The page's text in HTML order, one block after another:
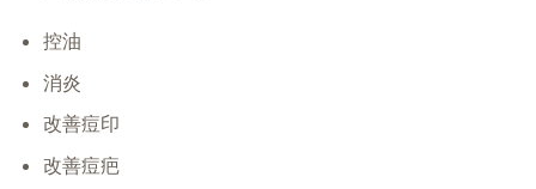
控油
消炎
改善痘印
改善痘疤